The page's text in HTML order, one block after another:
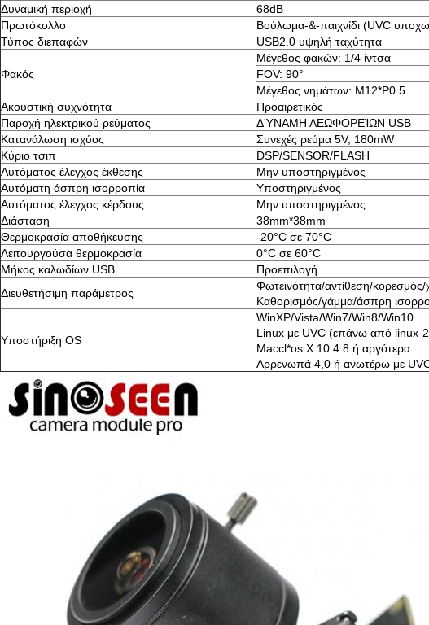
Δυναμική περιοχή
68dB
Πρωτόκολλο
Βούλωμα-&-παιχνίδι (UVC
Τύπος διεπαφών
USB2.0 υψηλή ταχύτητα
Φακός
Μέγεθος φακών: 1/4 ίντσα
FOV: 90°
Μέγεθος νημάτων: M12*P0.5
Ακουστική συχνότητα
Προαιρετικός
Παροχή ηλεκτρικού ρεύματος
ΔΎΝΑΜΗ ΛΕΩΦΟΡΕΊΩΝ USB
Κατανάλωση ισχύος
Συνεχές ρεύμα 5V, 180mW
Κύριο τσιπ
DSP/SENSOR/FLASH
Αυτόματος έλεγχος έκθεσης
Μην υποστηριγμένος
Αυτόματη άσπρη ισορροπία
Υποστηριγμένος
Αυτόματος έλεγχος κέρδους
Μην υποστηριγμένος
Διάσταση
38mm*38mm
Θερμοκρασία αποθήκευσης
-20°C σε 70°C
Λειτουργούσα θερμοκρασία
0°C σε 60°C
Μήκος καλωδίων USB
Προεπιλογή
Διευθετήσιμη παράμετρος
Φωτεινότητα/αντίθεση/
Καθορισμός/γάμμα/άσπρη
Υποστήριξη OS
WinXP/Vista/Win7/Win8/Win10
Linux με UVC (επάνω από linux-
Maccl*os Χ 10.4.8 ή αργότερα
Αρρενωπά 4,0 ή ανωτέρω με